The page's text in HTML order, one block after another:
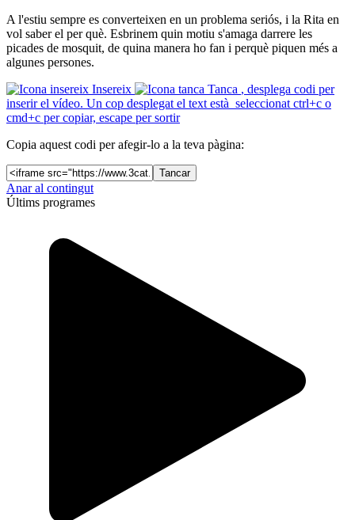
A l'estiu sempre es converteixen en un problema seriós, i la Rita en
vol saber el per què. Esbrinem quin motiu s'amaga darrere les
picades de mosquit, de quina manera ho fan i perquè piquen més a
algunes persones.
Insereix
Tanca , desplega codi per
inserir el vídeo. Un cop desplegat el text està seleccionat ctrl+c o
cmd+c per copiar, escape per sortir
Copia aquest codi per afegir-lo a la teva pàgina:
Tancar
Anar al contingut
Últims programes